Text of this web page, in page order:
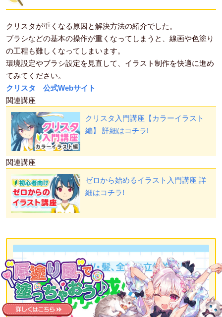
クリスタが重くなる原因と解決方法の紹介でした。
ブラシなどの基本の操作が重くなってしまうと、線画や色塗り
の工程も難しくなってしまいます。
環境設定やブラシ設定を見直して、イラスト制作を快適に進め
てみてください。
クリスタ 公式Webサイト
関連講座
クリスタ入門講座【カラーイラスト
編】
詳細はコチラ!
関連講座
ゼロから始めるイラスト入門講座 詳
細はコチラ!